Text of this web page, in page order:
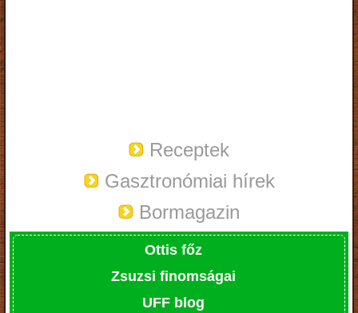
Receptek
Gasztronómiai hírek
Bormagazin
Ottis főz
Zsuzsi finomságai
UFF blog